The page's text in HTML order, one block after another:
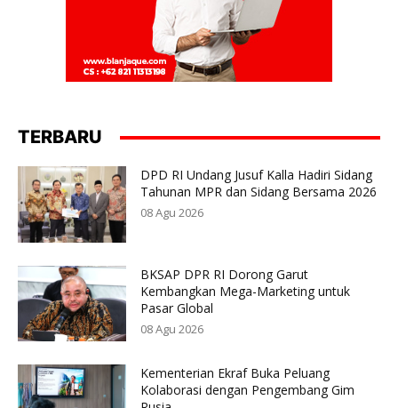
TERBARU
DPD RI Undang Jusuf Kalla Hadiri Sidang
Tahunan MPR dan Sidang Bersama 2026
08 Agu 2026
BKSAP DPR RI Dorong Garut
Kembangkan Mega-Marketing untuk
Pasar Global
08 Agu 2026
Kementerian Ekraf Buka Peluang
Kolaborasi dengan Pengembang Gim